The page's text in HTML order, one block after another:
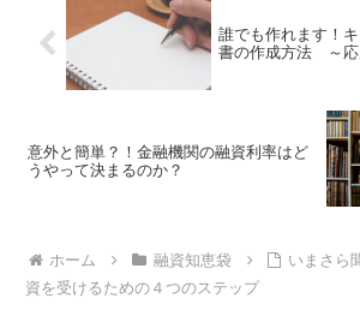
誰でも作れます！
書の作成方法 ～応
意外と簡単？！金融機関の融資利率はど
うやって決まるのか？
ホーム 融資知恵袋
いまさら
資を受けるための４つのステップ